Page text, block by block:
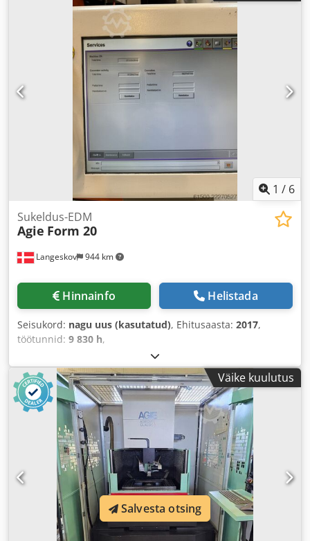
1 / 6
Langeskov 944 km
Sukeldus-EDM
Agie Form 20
Hinnainfo Helistada
Seisukord: nagu uus (kasutatud), Ehitusaasta: 2017,
töötunnid: 9 830 h,
Väike kuulutus
Salvesta otsing